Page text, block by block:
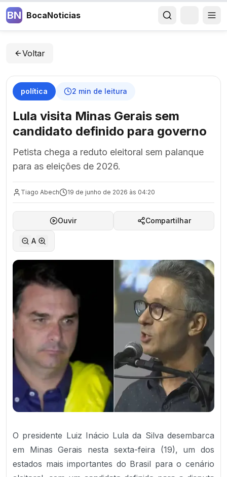
BN BocaNoticias
Voltar
política 2 min de leitura
Lula visita Minas Gerais sem
candidato definido para governo
Petista chega a reduto eleitoral sem palanque
para as eleições de 2026.
Tiago Abech 19 de junho de 2026 às 04:20
Ouvir Compartilhar
A
O presidente Luiz Inácio Lula da Silva desembarca
em Minas Gerais nesta sexta-feira (19), um dos
estados mais importantes do Brasil para o cenário